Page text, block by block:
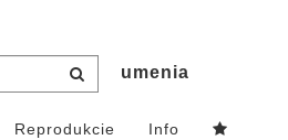
umenia
Reprodukcie Info